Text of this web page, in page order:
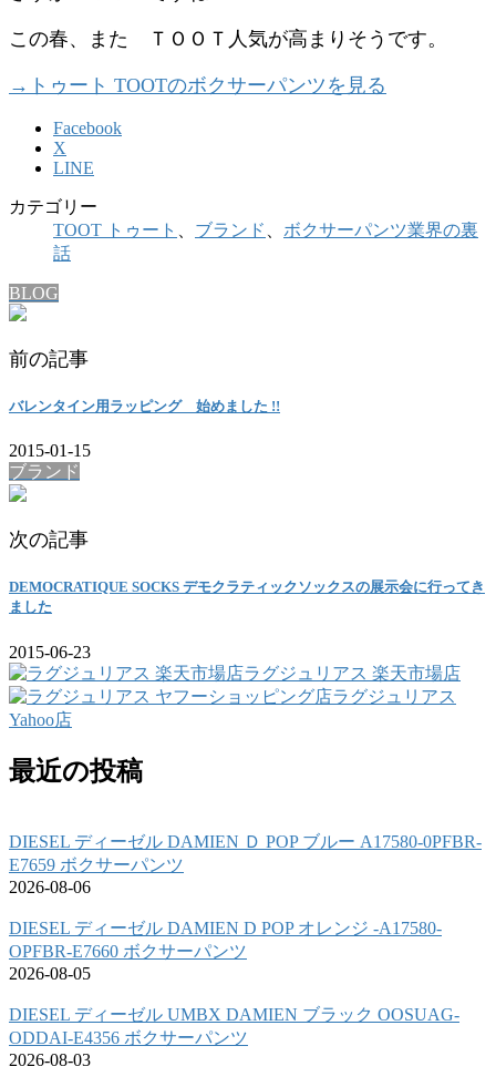
この春、また ＴＯＯＴ人気が高まりそうです。
→トゥート TOOTのボクサーパンツを見る
Facebook
X
LINE
カテゴリー
TOOT トゥート
ブランド
ボクサーパンツ業界の裏
話
BLOG
前の記事
バレンタイン用ラッピング 始めました !!
2015-01-15
ブランド
次の記事
DEMOCRATIQUE SOCKS デモクラティックソックスの展示会に行ってき
ました
2015-06-23
ラグジュリアス 楽天市場店
ラグジュリアス
Yahoo店
最近の投稿
DIESEL ディーゼル DAMIEN Ｄ POP ブルー A17580-0PFBR-
E7659 ボクサーパンツ
2026-08-06
DIESEL ディーゼル DAMIEN D POP オレンジ -A17580-
OPFBR-E7660 ボクサーパンツ
2026-08-05
DIESEL ディーゼル UMBX DAMIEN ブラック OOSUAG-
ODDAI-E4356 ボクサーパンツ
2026-08-03